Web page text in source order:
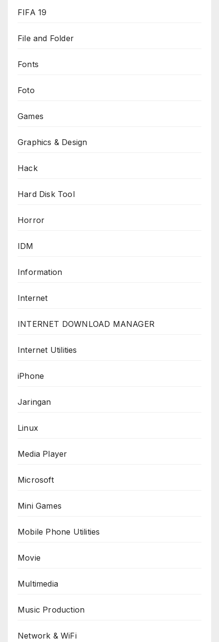
FIFA 19
File and Folder
Fonts
Foto
Games
Graphics & Design
Hack
Hard Disk Tool
Horror
IDM
Information
Internet
INTERNET DOWNLOAD MANAGER
Internet Utilities
iPhone
Jaringan
Linux
Media Player
Microsoft
Mini Games
Mobile Phone Utilities
Movie
Multimedia
Music Production
Network & WiFi